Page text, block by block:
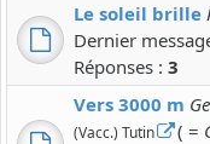
Le soleil brille
Dernier
Réponses : 3
Vers 3000 m
(Vacc.) Tutin ( =